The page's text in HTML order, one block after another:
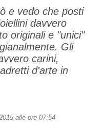
e vedo che posti
davvero
originali e "unici"
Gli
carini,
d'arte in
alle ore 07:54